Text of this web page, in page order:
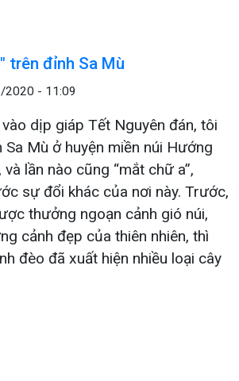
trên đỉnh Sa Mù
- 11:09
dịp giáp Tết Nguyên đán, tôi
Sa Mù ở huyện miền núi Hướng
lần nào cũng “mắt chữ a”,
sự đổi khác của nơi này. Trước,
thưởng ngoạn cảnh gió núi,
cảnh đẹp của thiên nhiên, thì
đèo đã xuất hiện nhiều loại cây